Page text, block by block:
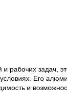
задач,
Его
и